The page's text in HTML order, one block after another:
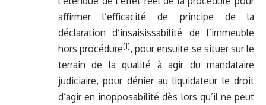
affirmer l’efficacité de principe de la
déclaration d’insaisissabilité de l’immeuble
hors procédure[1], pour ensuite se situer sur le
terrain de la qualité à agir du mandataire
judiciaire, pour dénier au liquidateur le droit
d’agir en inopposabilité dès lors qu’il ne peut